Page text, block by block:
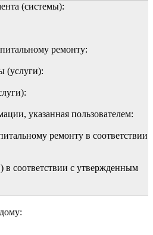
(системы):
ремонту:
(услуги):
указанная пользователем:
ремонту в соответствии
в соответствии с утвержденным